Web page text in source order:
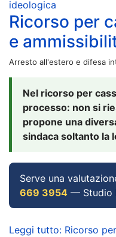
ideologica
Ricorso per
e
Arresto all'estero e difesa
Nel ricorso per
processo: non si
propone una
sindaca soltanto la
Serve una
669 3954 — Studio
Leggi tutto: Ricorso